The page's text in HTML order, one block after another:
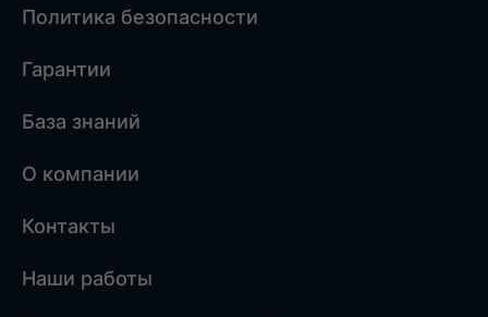
Политика безопасности
Гарантии
База знаний
О компании
Контакты
Наши работы